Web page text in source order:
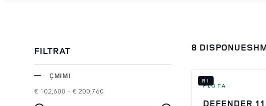
FILTRAT
ÇMIMI
€ 102,600 - € 200,760
8
RI
FLOTA
DEFENDER